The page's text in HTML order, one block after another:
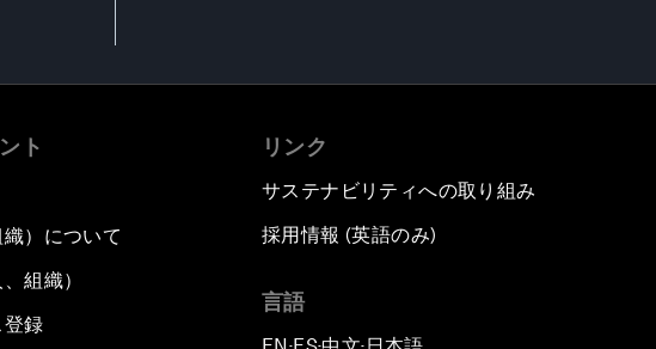
ト
）について
組織）
録
リンク
サステナビリティへの取り組み
採用情報 (英語のみ)
言語
▪ ▪ ▪